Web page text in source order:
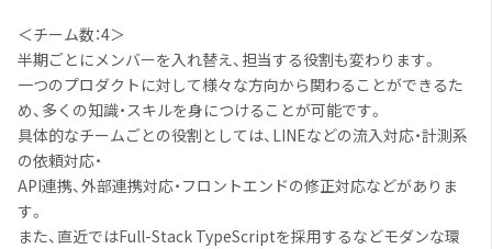
＜チーム数：4＞
半期ごとにメンバーを入れ替え、担当する役割も変わります。
一つのプロダクトに対して様々な方向から関わることができるた
め、多くの知識・スキルを身につけることが可能です。
具体的なチームごとの役割としては、LINEなどの流入対応・計測系
の依頼対応・
API連携、外部連携対応・フロントエンドの修正対応などがありま
す。
また、直近ではFull-Stack TypeScriptを採用するなどモダンな環